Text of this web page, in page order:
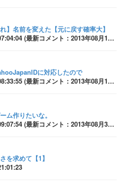
れ】名前を変えた【元に戻す確率大】
(最新コメント：2013年08月10日 10:54:37)
に対応したので
(最新コメント：2013年08月10日 21:23:22)
ム作りたいな。
(最新コメント：2013年08月30日 12:45:50)
を求めて【1】